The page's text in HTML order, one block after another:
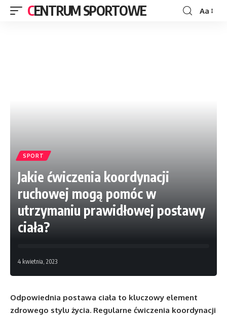
CENTRUM SPORTOWE Aa
SPORT
Jakie ćwiczenia koordynacji
ruchowej mogą pomóc w
utrzymaniu prawidłowej postawy
ciała?
4 kwietnia, 2023
Odpowiednia postawa ciała to kluczowy element
zdrowego stylu życia. Regularne ćwiczenia koordynacji